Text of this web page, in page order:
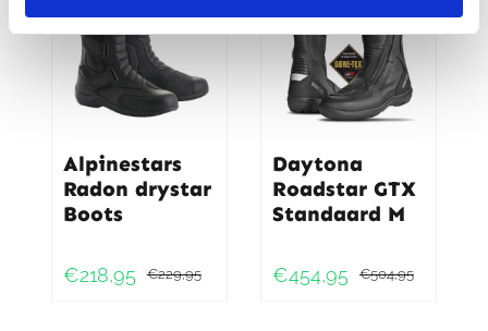
Alpinestars
Radon drystar
Boots
€229,95
Oorspronkelijke
€218,95
Huidige
Daytona
Roadstar GTX
Standaard M
€504,95
€454,95